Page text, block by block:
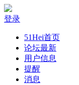
登录
51Hei首页
论坛最新
用户信息
提醒
消息